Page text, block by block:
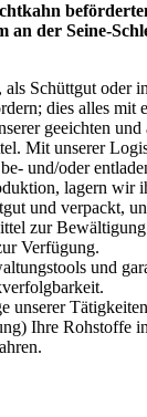
an der Seine-
Schüttgut oder
dies alles mit
geeichten
Mit unserer
und/oder
lagern wir
und verpackt,
zur
Verfügung.
und
unserer
Ihre Rohstoffe